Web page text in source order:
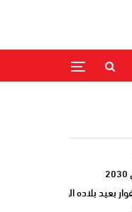
بلاده الوطني